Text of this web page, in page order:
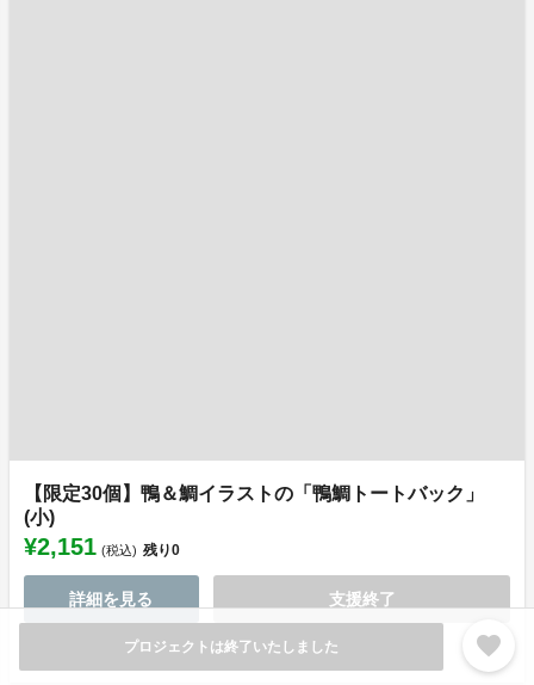
プロジェクトは終了いたしました favorite
【限定30個】鴨＆鯛イラストの「鴨鯛トートバック」
(小)
¥2,151 (税込) 残り0
詳細を見る 支援終了
ご提供予定時期：23年11月以降